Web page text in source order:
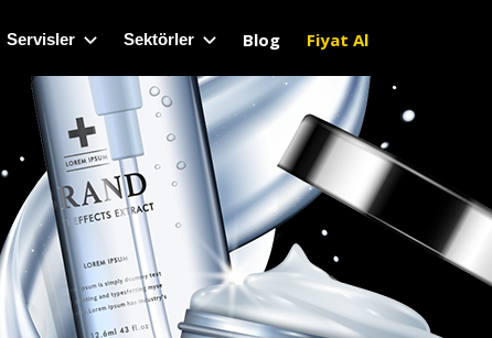
Servisler Sektörler Blog Fiyat Al